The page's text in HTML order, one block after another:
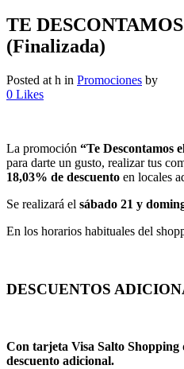
TE
(Finalizada)
Posted at h in Promociones by
0 Likes
La promoción “Te Descontamos
para darte un gusto, realizar tus
18,03% de descuento en locales
Se realizará el sábado 21 y
En los horarios habituales del
DESCUENTOS
Con tarjeta Visa Salto
descuento adicional.